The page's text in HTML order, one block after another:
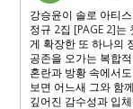
강승윤이 솔로 아티
정규 2집 [PAGE 2]는
게 확장한 또 하나의
공존을 오가는 복합
혼란과 방황 속에서
보면 어느새 그와 함
깊어진 감수성과 입